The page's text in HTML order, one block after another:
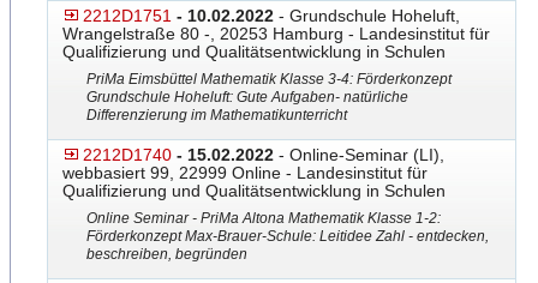
2212D1751 - 10.02.2022 - Grundschule Hoheluft,
Wrangelstraße 80 -, 20253 Hamburg - Landesinstitut für
Qualifizierung und Qualitätsentwicklung in Schulen
PriMa Eimsbüttel Mathematik Klasse 3-4: Förderkonzept
Grundschule Hoheluft: Gute Aufgaben- natürliche
Differenzierung im Mathematikunterricht
2212D1740 - 15.02.2022 - Online-Seminar (LI),
webbasiert 99, 22999 Online - Landesinstitut für
Qualifizierung und Qualitätsentwicklung in Schulen
Online Seminar - PriMa Altona Mathematik Klasse 1-2:
Förderkonzept Max-Brauer-Schule: Leitide​e Zahl - entdecken,
beschreiben, begründen